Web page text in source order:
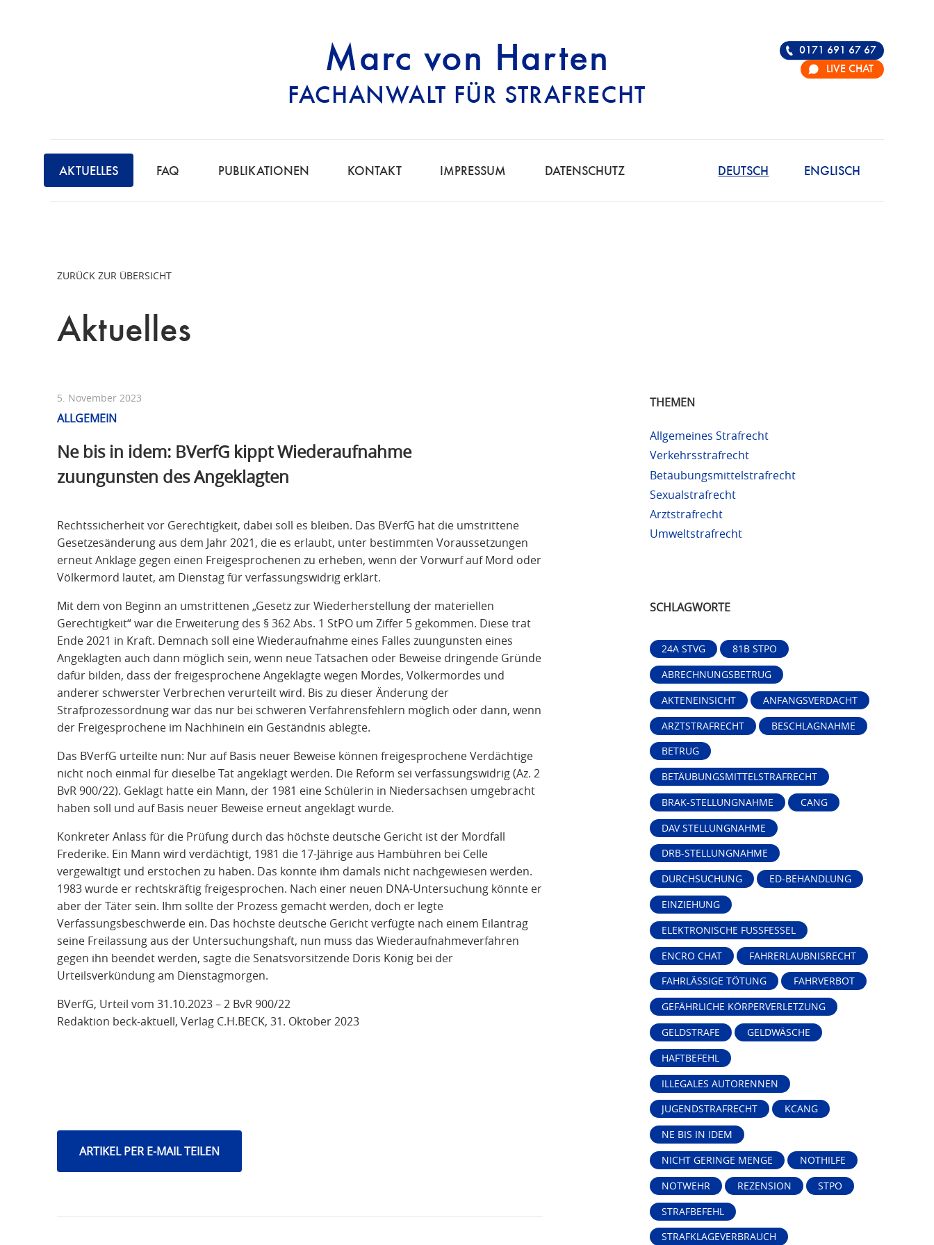
Marc von Harten
FACHANWALT FÜR STRAFRECHT
STRAFRECHT | RECHTSANWALT FÜR DIE
AKTUELLES FAQ PUBLIKATIONEN KONTAKT IMPRESSUM DATENSCHUTZ ENGLISCH
DEUTSCH
0171 691 67 67
LIVE CHAT
ZURÜCK ZUR ÜBERSICHT
Aktuelles
5. November 2023
ALLGEMEIN
Ne bis in idem: BVerfG kippt Wiederaufnahme
zuungunsten des Angeklagten
Rechtssicherheit vor Gerechtigkeit, dabei soll es bleiben. Das BVerfG hat die umstrittene
Gesetzesänderung aus dem Jahr 2021, die es erlaubt, unter bestimmten Voraussetzungen
erneut Anklage gegen einen Freigesprochenen zu erheben, wenn der Vorwurf auf Mord oder
Völkermord lautet, am Dienstag für verfassungswidrig erklärt.
Mit dem von Beginn an umstrittenen „Gesetz zur Wiederherstellung der materiellen
Gerechtigkeit“ war die Erweiterung des § 362 Abs. 1 StPO um Ziffer 5 gekommen. Diese trat
Ende 2021 in Kraft. Demnach soll eine Wiederaufnahme eines Falles zuungunsten eines
Angeklagten auch dann möglich sein, wenn neue Tatsachen oder Beweise dringende Gründe
dafür bilden, dass der freigesprochene Angeklagte wegen Mordes, Völkermordes und
anderer schwerster Verbrechen verurteilt wird. Bis zu dieser Änderung der
Strafprozessordnung war das nur bei schweren Verfahrensfehlern möglich oder dann, wenn
der Freigesprochene im Nachhinein ein Geständnis ablegte.
Das BVerfG urteilte nun: Nur auf Basis neuer Beweise können freigesprochene Verdächtige
nicht noch einmal für dieselbe Tat angeklagt werden. Die Reform sei verfassungswidrig (Az. 2
BvR 900/22). Geklagt hatte ein Mann, der 1981 eine Schülerin in Niedersachsen umgebracht
haben soll und auf Basis neuer Beweise erneut angeklagt wurde.
Konkreter Anlass für die Prüfung durch das höchste deutsche Gericht ist der Mordfall
Frederike. Ein Mann wird verdächtigt, 1981 die 17-Jährige aus Hambühren bei Celle
vergewaltigt und erstochen zu haben. Das konnte ihm damals nicht nachgewiesen werden.
1983 wurde er rechtskräftig freigesprochen. Nach einer neuen DNA-Untersuchung könnte er
aber der Täter sein. Ihm sollte der Prozess gemacht werden, doch er legte
Verfassungsbeschwerde ein. Das höchste deutsche Gericht verfügte nach einem Eilantrag
seine Freilassung aus der Untersuchungshaft, nun muss das Wiederaufnahmeverfahren
gegen ihn beendet werden, sagte die Senatsvorsitzende Doris König bei der
Urteilsverkündung am Dienstagmorgen.
BVerfG, Urteil vom 31.10.2023 – 2 BvR 900/22
Redaktion beck-aktuell, Verlag C.H.BECK, 31. Oktober 2023
ARTIKEL PER E-MAIL TEILEN
THEMEN
Allgemeines Strafrecht
Verkehrsstrafrecht
Betäubungsmittelstrafrecht
Sexualstrafrecht
Arztstrafrecht
Umweltstrafrecht
SCHLAGWORTE
24A STVG
81B STPO
ABRECHNUNGSBETRUG
AKTENEINSICHT
ANFANGSVERDACHT
ARZTSTRAFRECHT
BESCHLAGNAHME
BETRUG
BETÄUBUNGSMITTELSTRAFRECHT
BRAK-STELLUNGNAHME
CANG
DAV STELLUNGNAHME
DRB-STELLUNGNAHME
DURCHSUCHUNG
ED-BEHANDLUNG
EINZIEHUNG
ELEKTRONISCHE FUSSFESSEL
ENCRO CHAT
FAHRERLAUBNISRECHT
FAHRLÄSSIGE TÖTUNG
FAHRVERBOT
GEFÄHRLICHE KÖRPERVERLETZUNG
GELDSTRAFE
GELDWÄSCHE
HAFTBEFEHL
ILLEGALES AUTORENNEN
JUGENDSTRAFRECHT
KCANG
NE BIS IN IDEM
NICHT GERINGE MENGE
NOTHILFE
NOTWEHR
REZENSION
STPO
STRAFBEFEHL
STRAFKLAGEVERBRAUCH